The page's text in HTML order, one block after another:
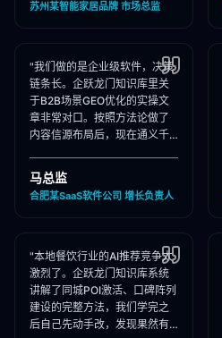
苏州某智能家居品牌 市场总监
"我们做的是企业级软件，决策
链条长。企跃龙门知识库里关
于B2B场景GEO优化的实操文
章非常对口。按照方法论做了
内容信源布局后，现在通义千
们出现频率大幅提升！"
马总监
合肥某SaaS软件公司 增长负责人
"本地餐饮行业的AI推荐竞争太
激烈了。企跃龙门知识库系统
讲解了同城POI激活、口碑阵列
建设的完整方法，我们学完之
后自己先动手改，发现果然有